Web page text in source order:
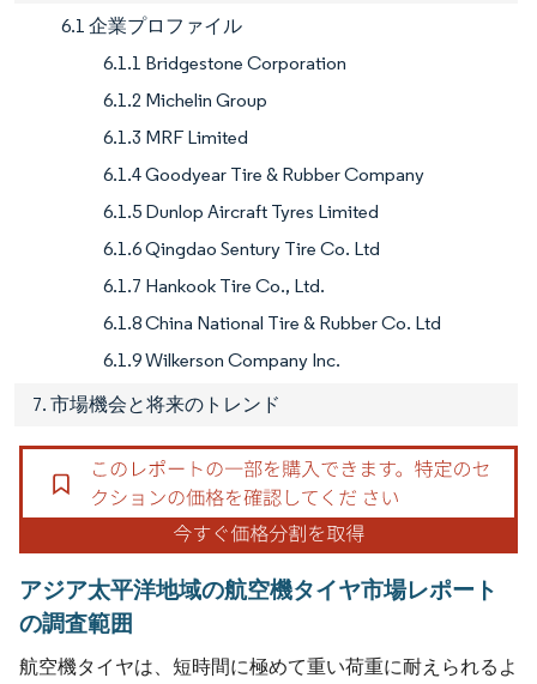
6.1 企業プロファイル
6.1.1 Bridgestone Corporation
6.1.2 Michelin Group
6.1.3 MRF Limited
6.1.4 Goodyear Tire & Rubber Company
6.1.5 Dunlop Aircraft Tyres Limited
6.1.6 Qingdao Sentury Tire Co. Ltd
6.1.7 Hankook Tire Co., Ltd.
6.1.8 China National Tire & Rubber Co. Ltd
6.1.9 Wilkerson Company Inc.
7. 市場機会と将来のトレンド
アジア太平洋地域の航空機タイヤ市場レポート
の調査範囲
航空機タイヤは、短時間に極めて重い荷重に耐えられるよ